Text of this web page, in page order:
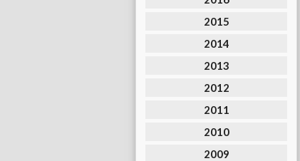
2015
2014
2013
2012
2011
2010
2009